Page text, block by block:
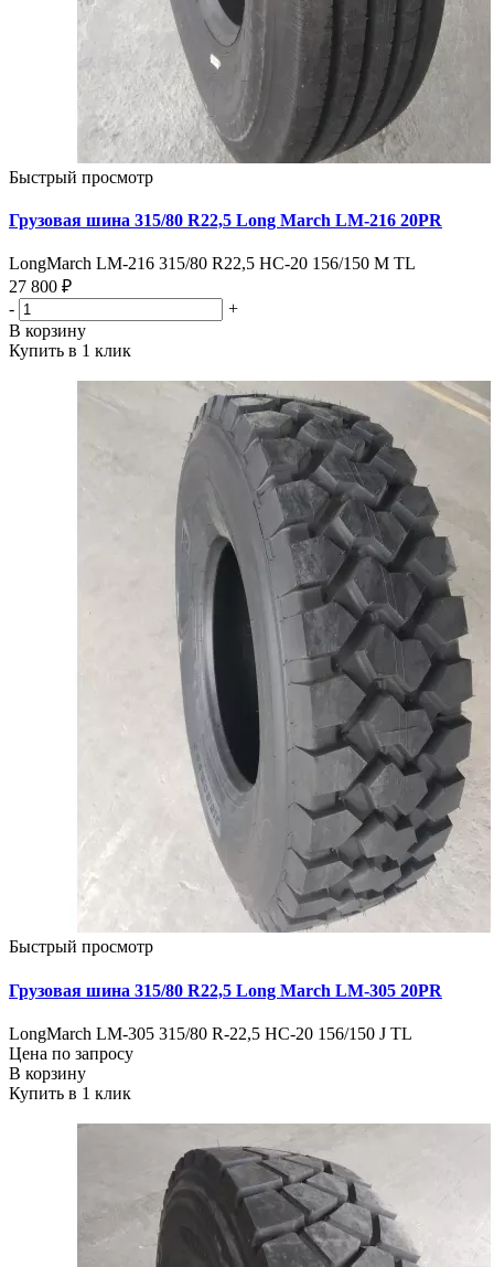
Быстрый просмотр
Грузовая шина 315/80 R22,5 Long March LM-216 20PR
LongMarch LM-216 315/80 R22,5 НС-20 156/150 M TL
27 800 ₽
-
+
В корзину
Купить в 1 клик
Быстрый просмотр
Грузовая шина 315/80 R22,5 Long March LM-305 20PR
LongMarch LM-305 315/80 R-22,5 HC-20 156/150 J TL
Цена по запросу
В корзину
Купить в 1 клик